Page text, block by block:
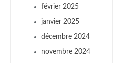
février 2025
janvier 2025
décembre 2024
novembre 2024